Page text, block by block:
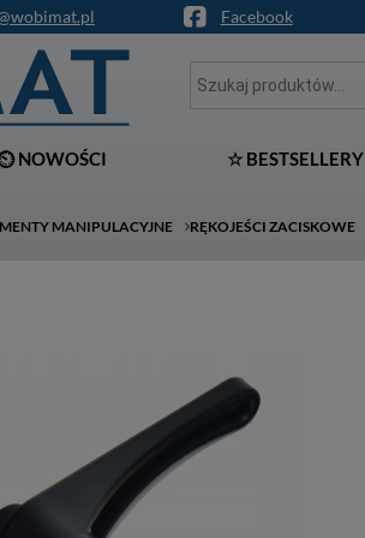
Facebook
NOWOŚCI ☆ BESTSELLERY
MANIPULACYJNE RĘKOJEŚCI ZACISKOWE